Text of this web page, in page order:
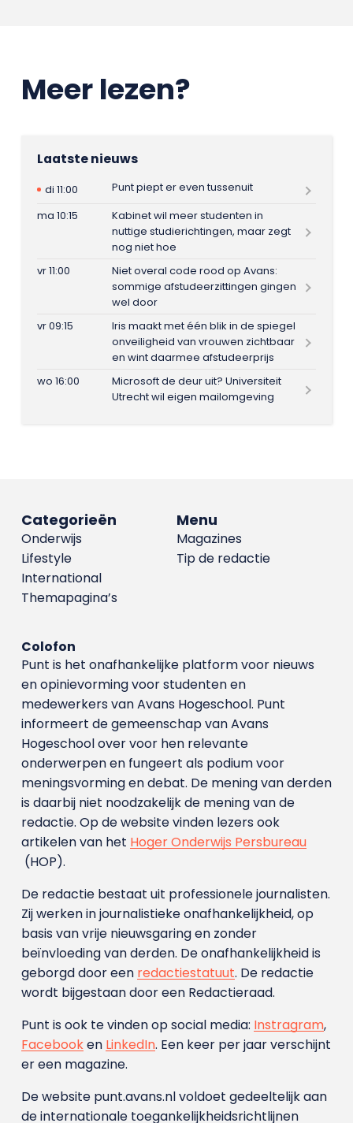
Meer lezen?
Laatste nieuws
di 11:00
Punt piept er even tussenuit
ma 10:15
Kabinet wil meer studenten in
nuttige studierichtingen, maar zegt
nog niet hoe
vr 11:00
Niet overal code rood op Avans:
sommige afstudeerzittingen gingen
wel door
vr 09:15
Iris maakt met één blik in de spiegel
onveiligheid van vrouwen zichtbaar
en wint daarmee afstudeerprijs
wo 16:00
Microsoft de deur uit? Universiteit
Utrecht wil eigen mailomgeving
Menu
Magazines
Tip de redactie
Categorieën
Onderwijs
Lifestyle
International
Themapagina’s
Colofon
Punt is het onafhankelijke platform voor nieuws
en opinievorming voor studenten en
medewerkers van Avans Hoge­school. Punt
informeert de gemeenschap van Avans
Hogeschool over voor hen relevante
onderwerpen en fungeert als podium voor
meningsvorming en debat. De mening van derden
is daarbij niet noodzakelijk de mening van de
redactie. Op de website vinden lezers ook
artikelen van het Hoger Onderwijs Persbureau
(HOP).
De redactie bestaat uit professionele journalisten.
Zij werken in journalistieke onafhankelijkheid, op
basis van vrije nieuwsgaring en zonder
beïnvloeding van derden. De onafhankelijkheid is
geborgd door een redactiestatuut. De redactie
wordt bijgestaan door een Redactieraad.
Punt is ook te vinden op social media: Instragram,
Facebooken LinkedIn. Een keer per jaar verschijnt
er een magazine.
De website punt.avans.nl voldoet gedeeltelijk aan
de internationale toegankelijkheidsrichtlijnen